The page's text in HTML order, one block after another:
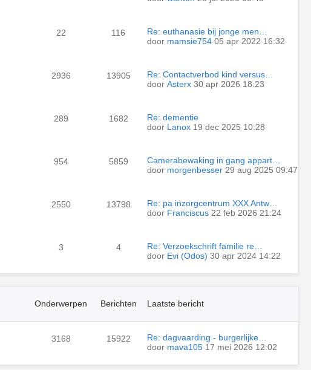
22 116
Re: euthanasie bij jonge men…
door mamsie754 05 apr 2022 16:32
2936 13905
Re: Contactverbod kind versus…
door Asterx 30 apr 2026 18:23
289 1682
Re: dementie
door Lanox 19 dec 2025 10:28
954 5859
Camerabewaking in gang appart…
door morgenbesser 29 aug 2025 09:47
2550 13798
Re: pa inzorgcentrum XXX Antw…
door Franciscus 22 feb 2026 21:24
3 4
Re: Verzoekschrift familie re…
door Evi (Odos) 30 apr 2024 14:22
Onderwerpen Berichten Laatste bericht
3168 15922
Re: dagvaarding - burgerlijke…
door mava105 17 mei 2026 12:02